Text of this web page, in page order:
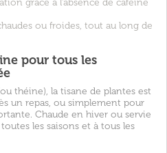
ou froides, tout au long de
pour tous les
théine), la tisane de plantes est
un repas, ou simplement pour
Chaude en hiver ou servie
les saisons et à tous les